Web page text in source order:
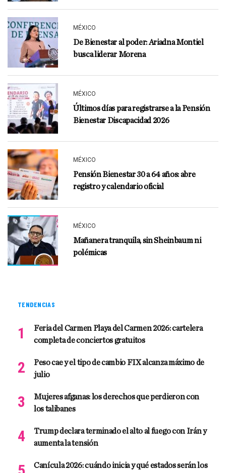
MÉXICO
De Bienestar al poder: Ariadna Montiel
busca liderar Morena
MÉXICO
Últimos días para registrarse a la Pensión
Bienestar Discapacidad 2026
MÉXICO
Pensión Bienestar 30 a 64 años: abre
registro y calendario oficial
MÉXICO
Mañanera tranquila, sin Sheinbaum ni
polémicas
TENDENCIAS
Feria del Carmen Playa del Carmen 2026: cartelera
completa de conciertos gratuitos
Peso cae y el tipo de cambio FIX alcanza máximo de
julio
Mujeres afganas: los derechos que perdieron con
los talibanes
Trump declara terminado el alto al fuego con Irán y
aumenta la tensión
Canícula 2026: cuándo inicia y qué estados serán los